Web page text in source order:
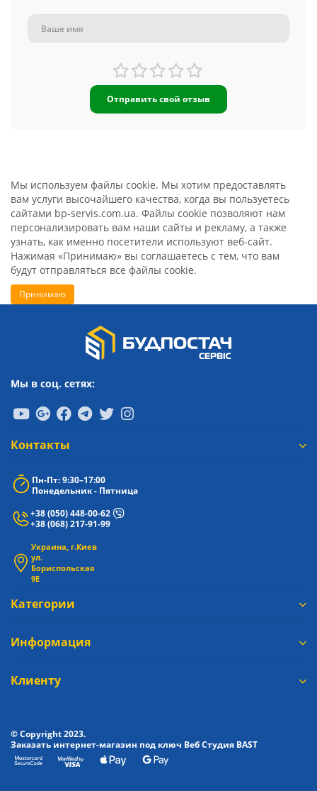
Отправить свой отзыв
Мы используем файлы cookie. Мы хотим предоставлять
вам услуги высочайшего качества, когда вы пользуетесь
сайтами bp-servis.com.ua. Файлы cookie позволяют нам
персонализировать вам наши сайты и рекламу, а также
узнать, как именно посетители используют веб-сайт.
Нажимая «Принимаю» вы соглашаетесь с тем, что вам
будут отправляться все файлы cookie.
Принимаю
Мы в соц. сетях:
Контакты
Пн-Пт: 9:30–17:00
Понедельник - Пятница
+38 (050) 448-00-62
+38 (068) 217-91-99
Украина, г.Киев
ул.
Бориспольская
9Е
Категории
Информация
Клиенту
© Copyright 2023.
Заказать интернет-магазин под ключ Веб Студия BAST